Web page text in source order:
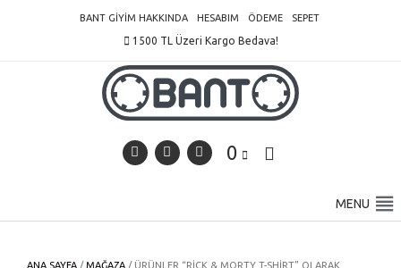
BANT GIYIM HAKKINDA HESABIM ÖDEME SEPET
1500 TL Üzeri Kargo Bedava!
0
MENU
ANA SAYFA /MAĞAZA / ÜRÜNLER “RICK & MORTY T-SHIRT” OLARAK